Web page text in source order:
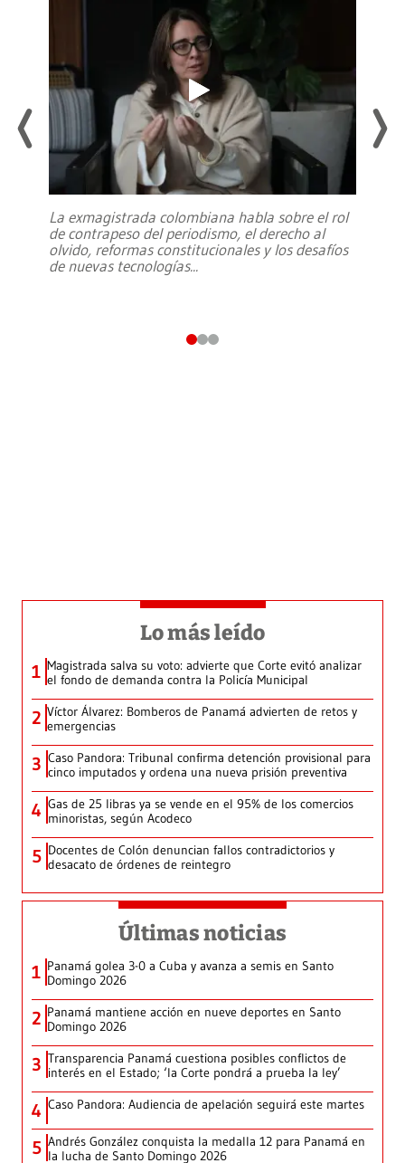
La exmagistrada colombiana habla sobre el rol
de contrapeso del periodismo, el derecho al
olvido, reformas constitucionales y los desafíos
de nuevas tecnologías...
Lo más leído
1 Magistrada salva su voto: advierte que Corte evitó analizar
el fondo de demanda contra la Policía Municipal
2 Víctor Álvarez: Bomberos de Panamá advierten de retos y
emergencias
3 Caso Pandora: Tribunal confirma detención provisional para
cinco imputados y ordena una nueva prisión preventiva
4 Gas de 25 libras ya se vende en el 95% de los comercios
minoristas, según Acodeco
5 Docentes de Colón denuncian fallos contradictorios y
desacato de órdenes de reintegro
Últimas noticias
1 Panamá golea 3-0 a Cuba y avanza a semis en Santo
Domingo 2026
2 Panamá mantiene acción en nueve deportes en Santo
Domingo 2026
3 Transparencia Panamá cuestiona posibles conflictos de
interés en el Estado; ‘la Corte pondrá a prueba la ley’
4 Caso Pandora: Audiencia de apelación seguirá este martes
5 Andrés González conquista la medalla 12 para Panamá en
la lucha de Santo Domingo 2026